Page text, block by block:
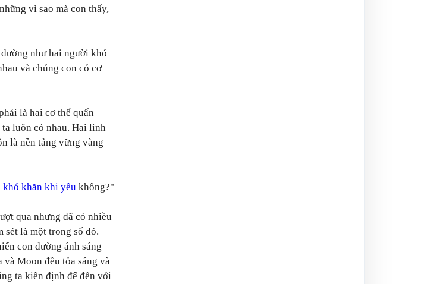
vì sao mà con thấy,
như hai người khó
và chúng con có cơ
là hai cơ thể quấn
luôn có nhau. Hai linh
là nền tảng vững vàng
khó khăn khi yêu không?"
qua nhưng đã có nhiều
sét là một trong số đó.
con đường ánh sáng
Moon đều tỏa sáng và
ta kiên định để đến với